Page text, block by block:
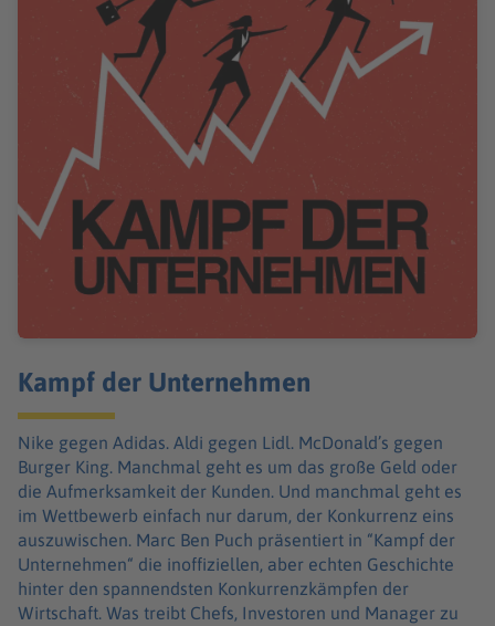
Kampf der Unternehmen
Nike gegen Adidas. Aldi gegen Lidl. McDonald’s gegen
Burger King. Manchmal geht es um das große Geld oder
die Aufmerksamkeit der Kunden. Und manchmal geht es
im Wettbewerb einfach nur darum, der Konkurrenz eins
auszuwischen. Marc Ben Puch präsentiert in “Kampf der
Unternehmen“ die inoffiziellen, aber echten Geschichte
hinter den spannendsten Konkurrenzkämpfen der
Wirtschaft. Was treibt Chefs, Investoren und Manager zu